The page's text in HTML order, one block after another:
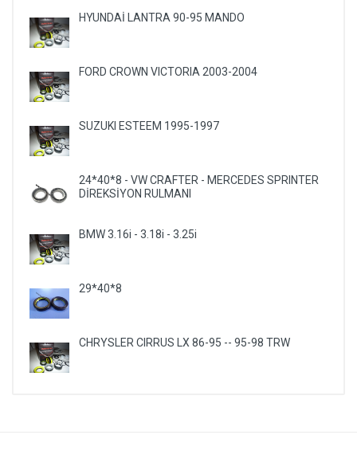
HYUNDAİ LANTRA 90-95 MANDO
FORD CROWN VICTORIA 2003-2004
SUZUKI ESTEEM 1995-1997
24*40*8 - VW CRAFTER - MERCEDES SPRINTER
DİREKSİYON RULMANI
BMW 3.16i - 3.18i - 3.25i
29*40*8
CHRYSLER CIRRUS LX 86-95 -- 95-98 TRW